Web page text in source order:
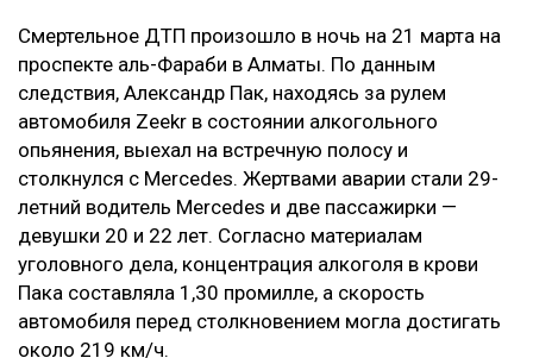
Смертельное ДТП произошло в ночь на 21 марта на
проспекте аль-Фараби в Алматы. По данным
следствия, Александр Пак, находясь за рулем
автомобиля Zeekr в состоянии алкогольного
опьянения, выехал на встречную полосу и
столкнулся с Mercedes. Жертвами аварии стали 29-
летний водитель Mercedes и две пассажирки —
девушки 20 и 22 лет. Согласно материалам
уголовного дела, концентрация алкоголя в крови
Пака составляла 1,30 промилле, а скорость
автомобиля перед столкновением могла достигать
около 219 км/ч.